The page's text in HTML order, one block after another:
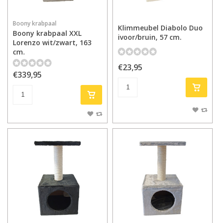
Boony krabpaal
Boony krabpaal XXL
Lorenzo wit/zwart, 163
cm.
€339,95
Klimmeubel Diabolo Duo
ivoor/bruin, 57 cm.
€23,95